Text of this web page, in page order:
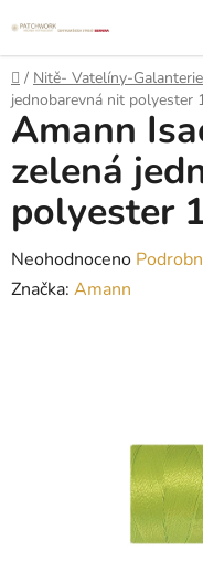
na
obsah
Domů
/ Nitě- Vatelíny-Galanterie
jednobarevná nit polyester
Amann
zelená
polyester
Průměrné
hodnocení
Neohodnoceno
Značka: Amann